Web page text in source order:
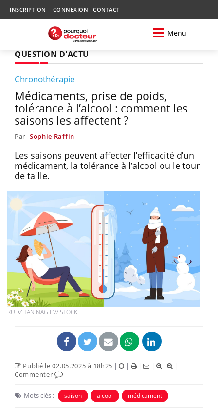
INSCRIPTION CONNEXION CONTACT
Menu
QUESTION D'ACTU
Chronothérapie
Médicaments, prise de poids,
tolérance à l’alcool : comment les
saisons les affectent ?
Par Sophie Raffin
Les saisons peuvent affecter l’efficacité d’un
médicament, la tolérance à l’alcool ou le tour
de taille.
RUDZHAN NAGIEV/ISTOCK
Publié le 02.05.2025 à 18h25 | | | |
|
Commenter
Mots clés : saison alcool médicament